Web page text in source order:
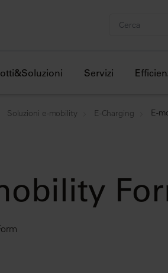
Servizi
Soluzioni e-mobility E-Charging E-